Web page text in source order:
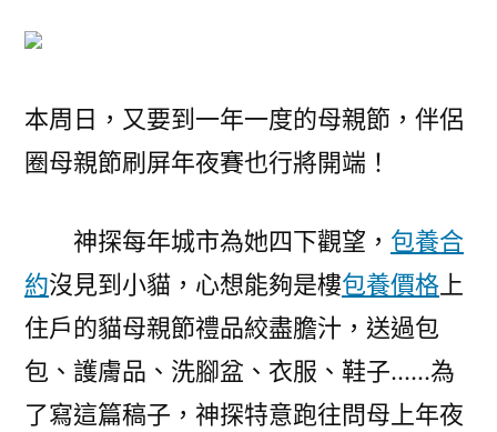
養
pick
下
這
些
禮
物〉
本周日，又要到一年一度的母親節，伴侶
圈母親節刷屏年夜賽也行將開端！
神探每年城市為她四下觀望， 包養合
約沒見到小貓，心想能夠是樓包養價格 上
住戶的貓母親節禮品絞盡膽汁，送過包
包、護膚品、洗腳盆、衣服、鞋子……為
了寫這篇稿子，神探特意跑往問母上年夜